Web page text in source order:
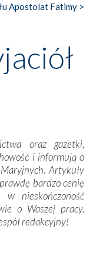
celem były
– w podzięce za
bitwie o
a zarazem
dzieł,
o detale,
– Łucji
Marto.
Drogę
odwiedziliśmy
świece
Apostolat Fatimy >
oraz gazetki,
i informują o
Artykuły
bardzo cenię
nieskończoność
o Waszej pracy.
redakcyjny!